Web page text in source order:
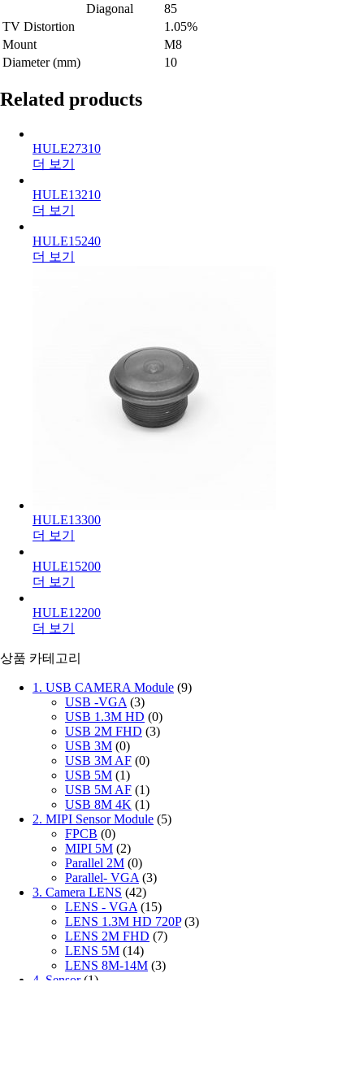
Diagonal
85
TV Distortion
1.05%
Mount
M8
Diameter (mm)
10
Related products
HULE27310
더 보기
HULE13210
더 보기
HULE15240
더 보기
HULE13300
더 보기
HULE15200
더 보기
HULE12200
더 보기
상품 카테고리
1. USB CAMERA Module (9)
USB -VGA (3)
USB 1.3M HD (0)
USB 2M FHD (3)
USB 3M (0)
USB 3M AF (0)
USB 5M (1)
USB 5M AF (1)
USB 8M 4K (1)
2. MIPI Sensor Module (5)
FPCB (0)
MIPI 5M (2)
Parallel 2M (0)
Parallel- VGA (3)
3. Camera LENS (42)
LENS - VGA (15)
LENS 1.3M HD 720P (3)
LENS 2M FHD (7)
LENS 5M (14)
LENS 8M-14M (3)
4. Sensor (1)